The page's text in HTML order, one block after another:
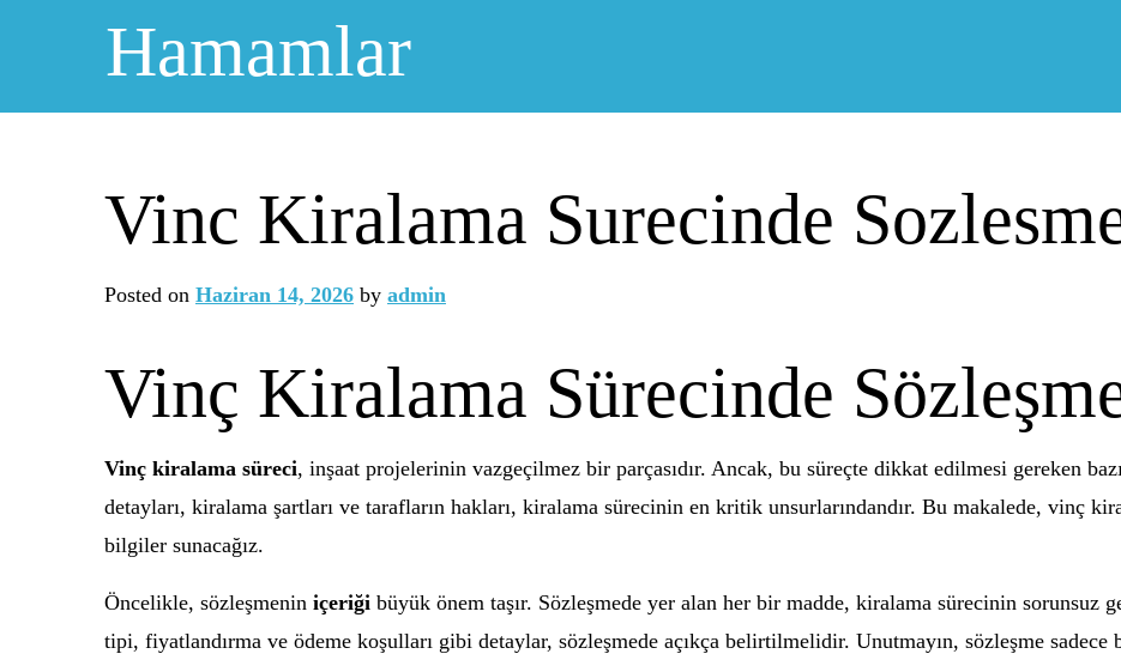
Hamamlar
Vinc Kiralama Surecinde
Posted on Haziran 14, 2026 by admin
Vinç Kiralama Sürecinde
Vinç kiralama süreci, inşaat projelerinin vazgeçilmez bir parçasıdır. Ancak, bu süreçte dikkat edilmesi gereken
detayları, kiralama şartları ve tarafların hakları, kiralama sürecinin en kritik unsurlarındandır. Bu makalede, vinç
bilgiler sunacağız.
Öncelikle, sözleşmenin içeriği büyük önem taşır. Sözleşmede yer alan her bir madde, kiralama sürecinin
tipi, fiyatlandırma ve ödeme koşulları gibi detaylar, sözleşmede açıkça belirtilmelidir. Unutmayın, sözleşme sadece